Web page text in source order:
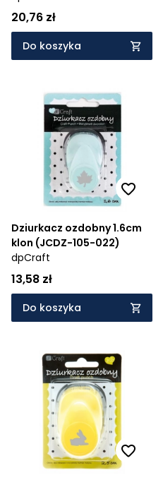
20,76 zł
Do koszyka
Dziurkacz ozdobny 1.6cm
klon (JCDZ-105-022)
dpCraft
13,58 zł
Do koszyka